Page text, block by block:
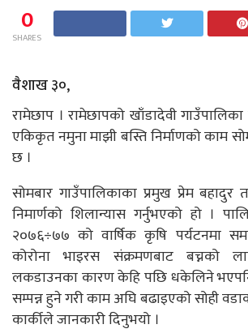
0
SHARES
वैशाख ३०,
रामेछाप । रामेछापको खाँडादेवी गाउँपालिका
एकिकृत नमुना माझी बस्ति निर्माणको काम
छ ।
सोमबार गाउँपालिकाका प्रमुख प्रेम बहादुर
निमार्णको शिलान्यास गर्नुभएको हो ।
२०७६÷७७ को वार्षिक कृषि पर्यटनमा
कोरोना भाइरस संक्रमणबाट बच्नको
लकडाउनका कारण केहि पछि धकेलिने
सम्पन्न हुने गरी काम अघि बढाइएको सोही
कार्कीले जानकारी दिनुभयो ।